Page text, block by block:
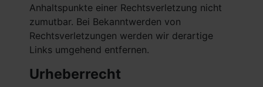
Anhaltspunkte einer Rechtsverletzung nicht
zumutbar. Bei Bekanntwerden von
Rechtsverletzungen werden wir derartige
Links umgehend entfernen.
Urheberrecht